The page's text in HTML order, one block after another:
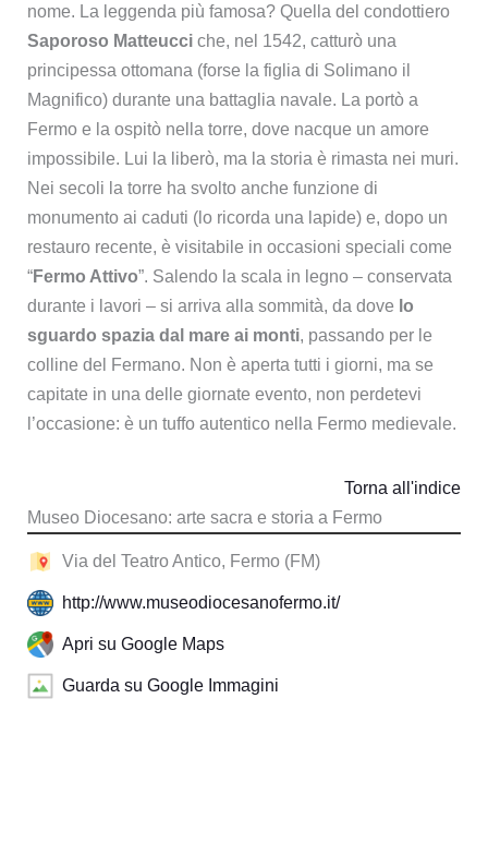
nome. La leggenda più famosa? Quella del condottiero
Saporoso Matteucciche, nel 1542, catturò una
principessa ottomana (forse la figlia di Solimano il
Magnifico) durante una battaglia navale. La portò a
Fermo e la ospitò nella torre, dove nacque un amore
impossibile. Lui la liberò, ma la storia è rimasta nei muri.
Nei secoli la torre ha svolto anche funzione di
monumento ai caduti (lo ricorda una lapide) e, dopo un
restauro recente, è visitabile in occasioni speciali come
“Fermo Attivo”. Salendo la scala in legno – conservata
durante i lavori – si arriva alla sommità, da dove lo
sguardo spazia dal mare ai monti, passando per le
colline del Fermano. Non è aperta tutti i giorni, ma se
capitate in una delle giornate evento, non perdetevi
l’occasione: è un tuffo autentico nella Fermo medievale.
Museo Diocesano: arte sacra e storia a Fermo
Torna all'indice
Via del Teatro Antico, Fermo (FM)
http://www.museodiocesanofermo.it/
Apri su Google Maps
Guarda su Google Immagini